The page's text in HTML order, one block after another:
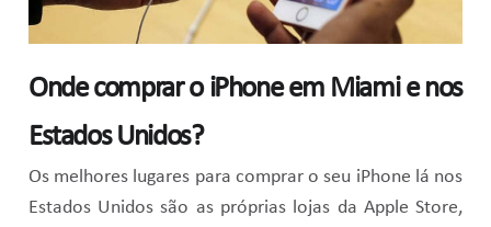
Onde comprar o iPhone em Miami e nos
Estados Unidos?
Os melhores lugares para comprar o seu iPhone lá nos
Estados Unidos são as próprias lojas da Apple Store,